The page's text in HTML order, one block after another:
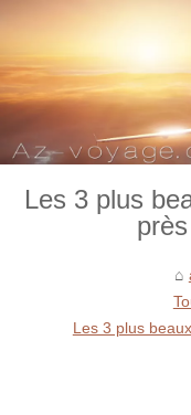
Les 3 plus
Les 3 plus